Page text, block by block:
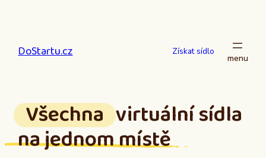
DoStartu.cz Získat sídlo
Všechna virtuální sídla
na jednom místě